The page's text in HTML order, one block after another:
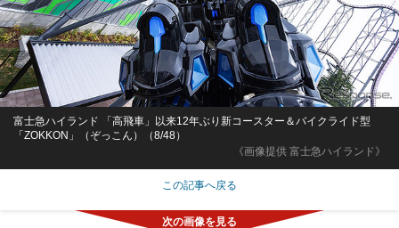
《画像提供 富士急ハイランド》
富士急ハイランド 「高飛車」以来12年ぶり新コースター＆バイクライド型
「ZOKKON」（ぞっこん）（8/48）
この記事へ戻る